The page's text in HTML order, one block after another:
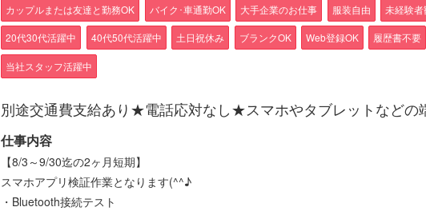
カップルまたは友達と勤務OK バイク･車通勤OK 大手企業のお仕事 服装自由 未経験者
20代30代活躍中 40代50代活躍中 土日祝休み ブランクOK Web登録OK 履歴書不要
当社スタッフ活躍中
別途交通費支給あり★電話応対なし★スマホやタブレットなどの
仕事内容
【8/3～9/30迄の2ヶ月短期】
スマホアプリ検証作業となります(^^♪
・Bluetooth接続テスト